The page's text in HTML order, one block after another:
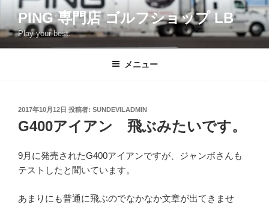
テ
ン
PING 専門店 ゴルフショップ LB
Play your best.
メニュー
投
稿
日:
2017年10月12日 投稿者: SUNDEVILADMIN
G400アイアン 飛ぶみたいです。
9月に発売されたG400アイアンですが、ジャンボさんも
テストしたと聞いています。
あまりにも普通に飛ぶのでなかなか文章が出てきませ